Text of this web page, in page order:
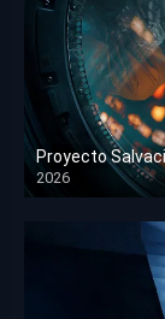
Proyecto
2026
HD 1080p